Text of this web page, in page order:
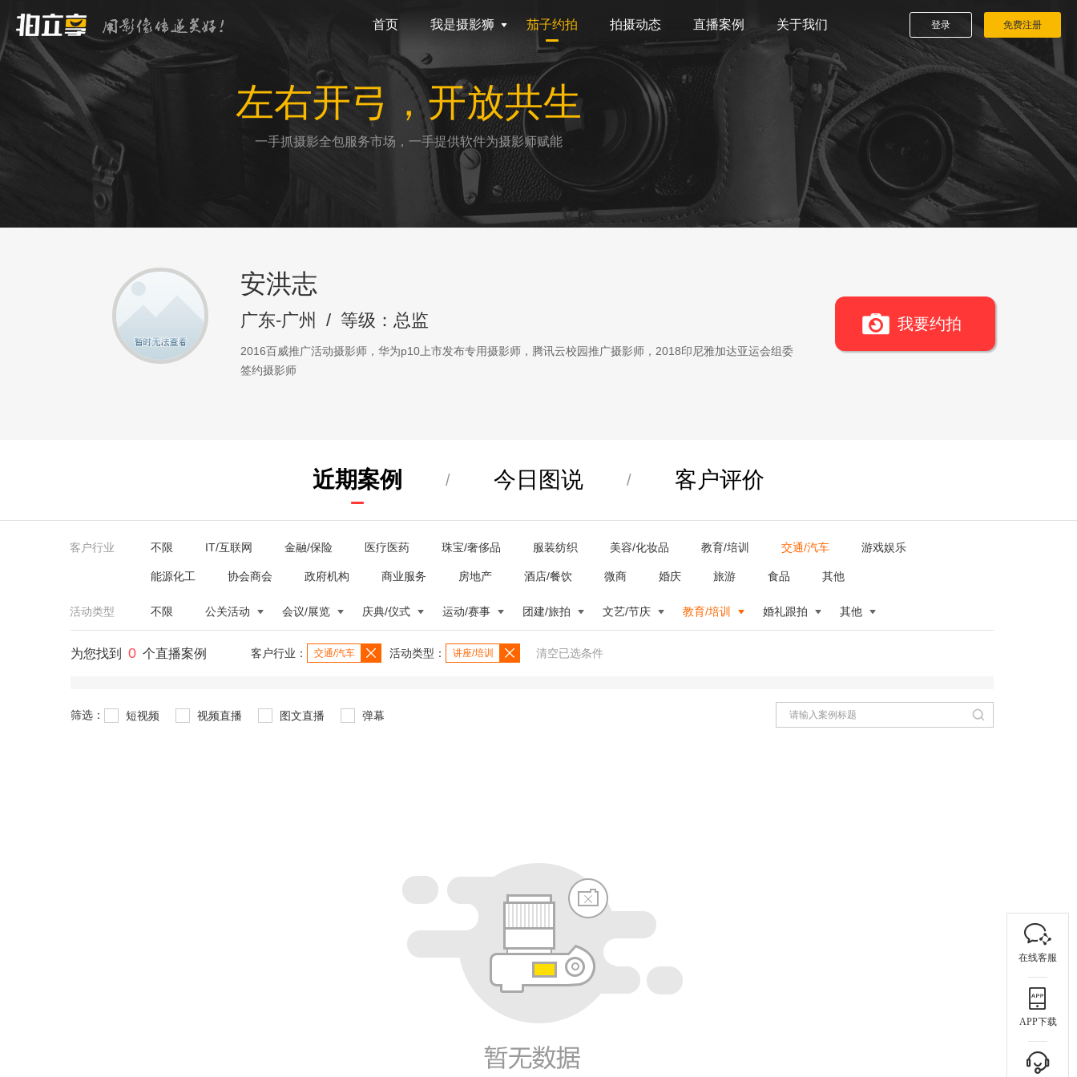
首页 我是摄影狮 茄子约拍 拍摄动态 直播案例 关于我们 登录 免费注册
左右开弓，开放共生
一手抓摄影全包服务市场，一手提供软件为摄影师赋能
安洪志
广东-广州 / 等级：总监
2016百威推广活动摄影师，华为p10上市发布专用摄影师，腾讯云校园推广摄影师，2018印尼雅加达亚运会组委
签约摄影师
我要约拍
近期案例 / 今日图说 / 客户评价
客户行业 不限 IT/互联网 金融/保险 医疗医药 珠宝/奢侈品 服装纺织 美容/化妆品 教育/培训 交通/汽车 游戏娱乐
能源化工 协会商会 政府机构 商业服务 房地产 酒店/餐饮 微商 婚庆 旅游 食品 其他
活动类型 不限 公关活动 会议/展览 庆典/仪式 运动/赛事 团建/旅拍 文艺/节庆 教育/培训 婚礼跟拍 其他
为您找到 0 个直播案例 客户行业： 交通/汽车 活动类型： 讲座/培训 清空已选条件
筛选： 短视频 视频直播 图文直播 弹幕
在线客服
APP下载